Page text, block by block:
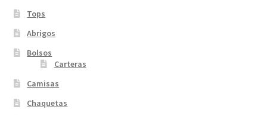
Tops
Abrigos
Bolsos
Carteras
Camisas
Chaquetas